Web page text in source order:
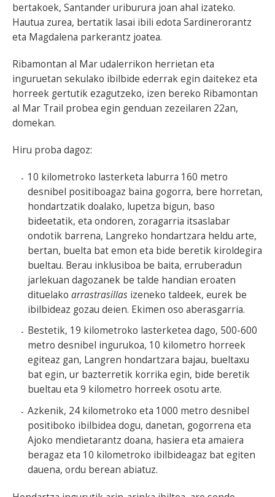
bertakoek, Santander uriburura joan ahal izateko.
Hautua zurea, bertatik lasai ibili edota Sardinerorantz
eta Magdalena parkerantz joatea.
Ribamontan al Mar udalerrikon herrietan eta
inguruetan sekulako ibilbide ederrak egin daitekez eta
horreek gertutik ezagutzeko, izen bereko Ribamontan
al Mar Trail probea egin genduan zezeilaren 22an,
domekan.
Hiru proba dagoz:
10 kilometroko lasterketa laburra 160 metro
desnibel positiboagaz baina gogorra, bere horretan,
hondartzatik doalako, lupetza bigun, baso
bideetatik, eta ondoren, zoragarria itsaslabar
ondotik barrena, Langreko hondartzara heldu arte,
bertan, buelta bat emon eta bide beretik kiroldegira
bueltau. Berau inklusiboa be baita, erruberadun
jarlekuan dagozanek be talde handian eroaten
dituelako arrastrasillas izeneko taldeek, eurek be
ibilbideaz gozau deien. Ekimen oso aberasgarria.
Bestetik, 19 kilometroko lasterketea dago, 500-600
metro desnibel ingurukoa, 10 kilometro horreek
egiteaz gan, Langren hondartzara bajau, bueltaxu
bat egin, ur bazterretik korrika egin, bide beretik
bueltau eta 9 kilometro horreek osotu arte.
Azkenik, 24 kilometroko eta 1000 metro desnibel
positiboko ibilbidea dogu, danetan, gogorrena eta
Ajoko mendietarantz doana, hasiera eta amaiera
beragaz eta 10 kilometroko ibilbideagaz bat egiten
dauena, ordu berean abiatuz.